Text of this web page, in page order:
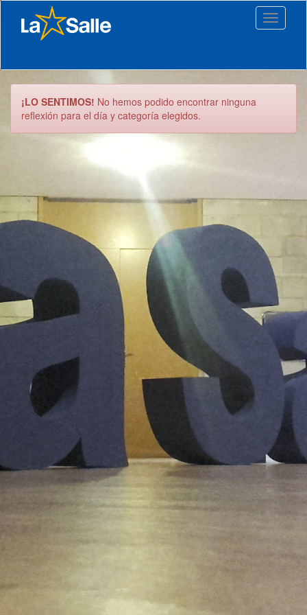
Toggle
¡LO SENTIMOS! No hemos podido encontrar ninguna
reflexión para el día y categoría elegidos.